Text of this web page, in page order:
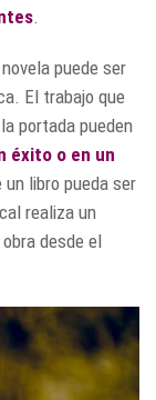
puede ser
El trabajo que
portada pueden
éxito o en un
un libro pueda ser
realiza un
desde el